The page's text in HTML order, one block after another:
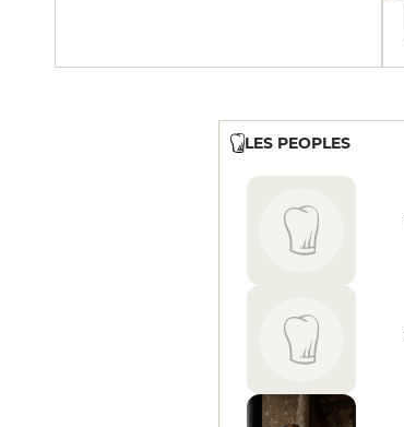
LES PEOPLES